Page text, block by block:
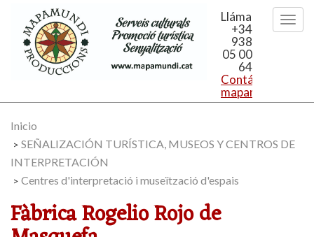
Llámanos
+34
938
05 00
64
Contáctanos:
Inicio
> SEÑALIZACIÓN TURÍSTICA, MUSEOS Y CENTROS DE
INTERPRETACIÓN
> Centres d'interpretació i museïtzació d'espais
Fàbrica Rogelio Rojo de